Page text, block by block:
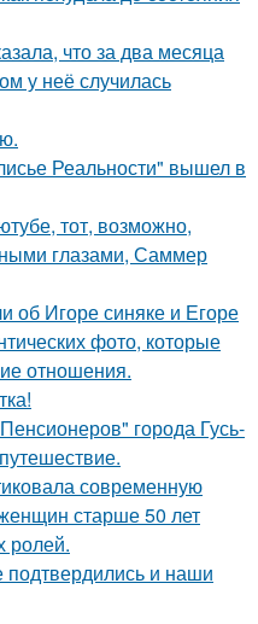
что за два месяца
у неё случилась
Реальности" вышел в
тот, возможно,
глазами, Саммер
об Игоре синяке и Егоре
фото, которые
отношения.
города Гусь-
современную
старше 50 лет
ролей.
и наши